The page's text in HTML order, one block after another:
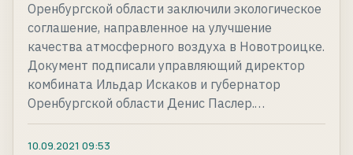
Оренбургской области заключили экологическое
соглашение, направленное на улучшение
качества атмосферного воздуха в Новотроицке.
Документ подписали управляющий директор
комбината Ильдар Искаков и губернатор
Оренбургской области Денис Паслер.…
10.09.2021 09:53